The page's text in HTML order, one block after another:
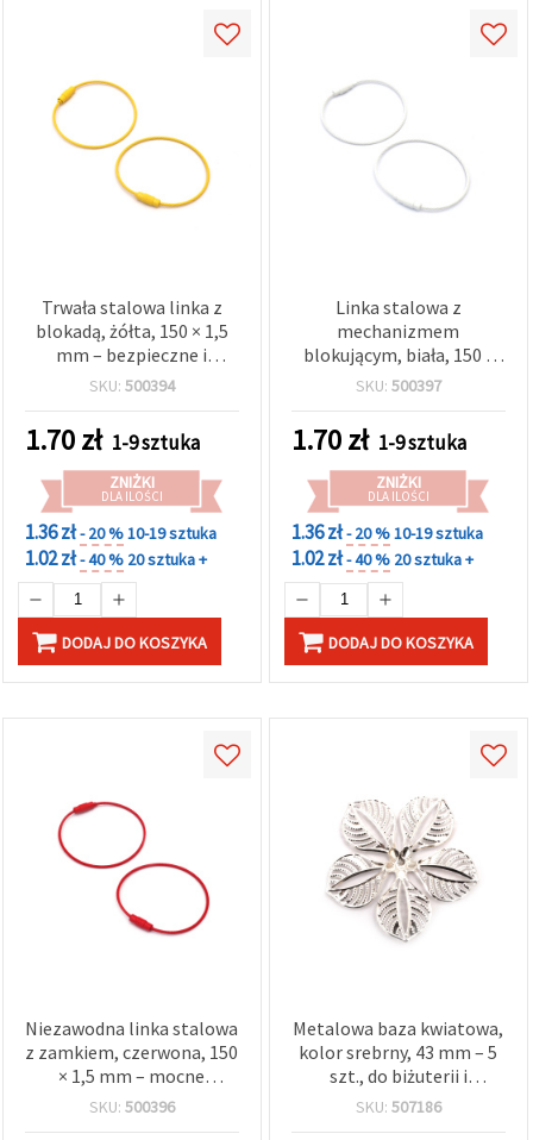
Trwała stalowa linka z
blokadą, żółta, 150 × 1,5
mm – bezpieczne i
długotrwałe rozwiązanie
SKU: 500394
1.70zł 1-9 sztuka
ZNIŻKI
DLA ILOŚCI
1.36 zł- 20 %10-19 sztuka
1.02 zł- 40 % 20 sztuka +
DODAJ DO KOSZYKA
Linka stalowa z
mechanizmem
blokującym, biała, 150 x
1,5 mm
SKU: 500397
1.70zł 1-9 sztuka
ZNIŻKI
DLA ILOŚCI
1.36 zł- 20 %10-19 sztuka
1.02 zł- 40 % 20 sztuka +
DODAJ DO KOSZYKA
Niezawodna linka stalowa
z zamkiem, czerwona, 150
× 1,5 mm – mocne
wsparcie na co dzień, DIY i
SKU: 500396
Metalowa baza kwiatowa,
kolor srebrny, 43 mm – 5
szt., do biżuterii i
rękodzieła DIY
SKU: 507186